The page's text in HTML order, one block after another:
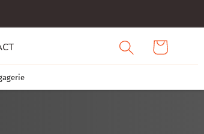
Demande
de devis